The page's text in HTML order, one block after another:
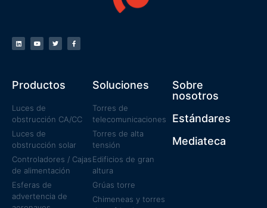
Productos
Luces de
obstrucción CA/CC
Luces de
obstrucción solar
Controladores / Cajas
de alimentación
Esferas de
advertencia de
Soluciones
Torres de
telecomunicaciones
Torres de alta
tensión
Edificios de gran
altura
Grúas torre
Chimeneas y torres
Sobre
nosotros
Estándares
Mediateca